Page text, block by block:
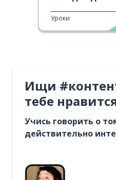
Уроки
Ищи
тебе
Учись говорить о
действительно